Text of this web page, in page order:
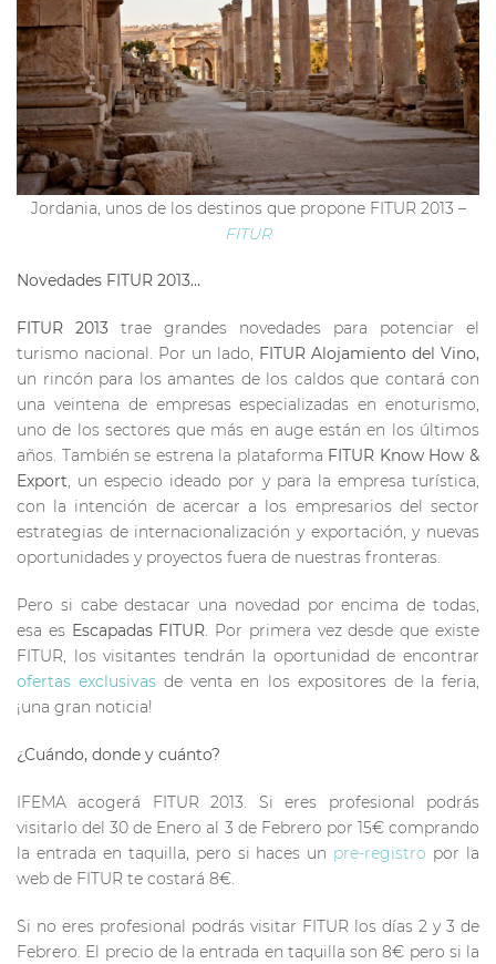
Jordania, unos de los destinos que propone FITUR 2013 –
FITUR
Novedades FITUR 2013…
FITUR 2013 trae grandes novedades para potenciar el
turismo nacional. Por un lado, FITUR Alojamiento del Vino,
un rincón para los amantes de los caldos que contará con
una veintena de empresas especializadas en enoturismo,
uno de los sectores que más en auge están en los últimos
años. También se estrena la plataforma FITUR Know How &
Export, un especio ideado por y para la empresa turística,
con la intención de acercar a los empresarios del sector
estrategias de internacionalización y exportación, y nuevas
oportunidades y proyectos fuera de nuestras fronteras.
Pero si cabe destacar una novedad por encima de todas,
esa es Escapadas FITUR. Por primera vez desde que existe
FITUR, los visitantes tendrán la oportunidad de encontrar
ofertas exclusivas de venta en los expositores de la feria,
¡una gran noticia!
¿Cuándo, donde y cuánto?
IFEMA acogerá FITUR 2013. Si eres profesional podrás
visitarlo del 30 de Enero al 3 de Febrero por 15€ comprando
la entrada en taquilla, pero si haces un pre-registro por la
web de FITUR te costará 8€.
Si no eres profesional podrás visitar FITUR los días 2 y 3 de
Febrero. El precio de la entrada en taquilla son 8€ pero si la